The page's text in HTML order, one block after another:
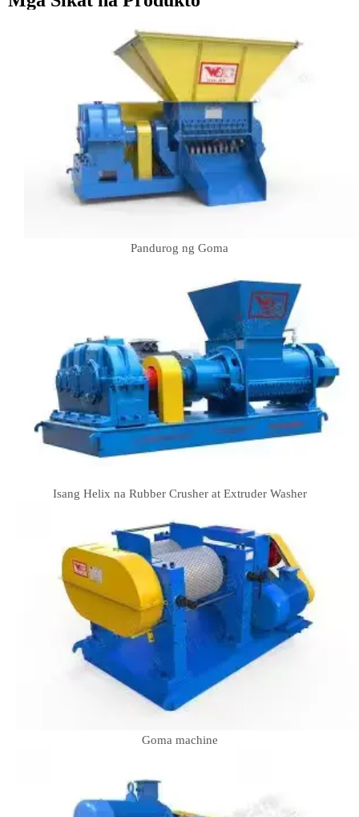
Pandurog ng Goma
Isang Helix na Rubber Crusher at Extruder Washer
Goma machine